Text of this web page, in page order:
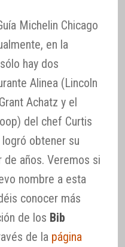
Michelin Chicago
en la
hay dos
Alinea (Lincoln
Achatz y el
del chef Curtis
obtener su
años. Veremos si
nombre a esta
conocer más
de los Bib
de la página